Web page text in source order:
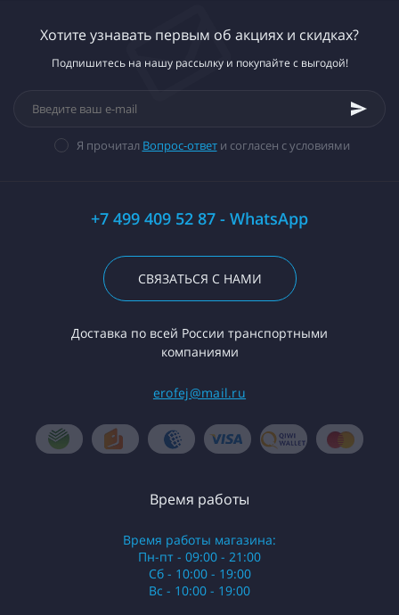
Хотите узнавать первым об акциях и скидках?
Подпишитесь на нашу рассылку и покупайте с выгодой!
Я прочитал Вопрос-ответи согласен с условиями
+7 499 409 52 87 - WhatsApp
СВЯЗАТЬСЯ С НАМИ
Доставка по всей России транспортными
компаниями
erofej@mail.ru
Время работы
Время работы магазина:
Пн-пт - 09:00 - 21:00
Сб - 10:00 - 19:00
Вс - 10:00 - 19:00